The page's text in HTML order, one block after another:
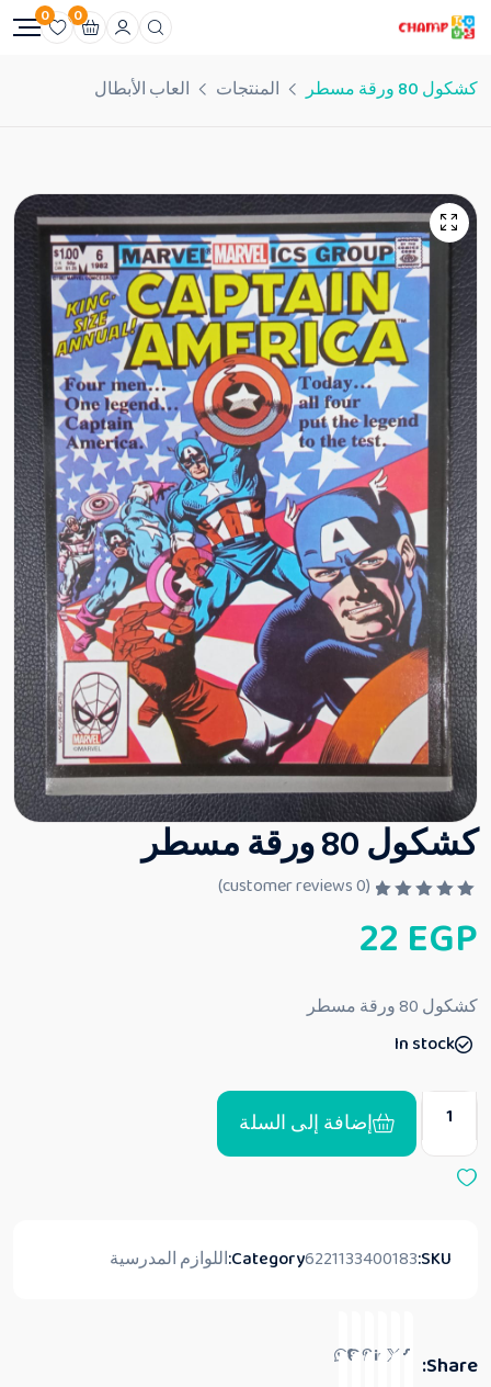
0
0
كشكول 80 ورقة مسطر المنتجات العاب الأبطال
كشكول 80 ورقة مسطر
م
ا
ي
م
ن
(
0
22 EGP
كشكول 80 ورقة مسطر
In stock
إضافة إلى السلة
SKU:
6221133400183
Category: اللوازم المدرسية
Share: